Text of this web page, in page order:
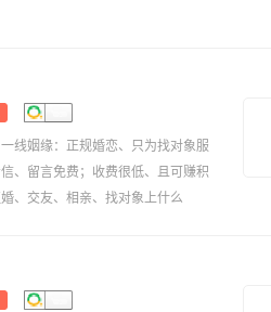
线姻缘：正规婚恋、只为找对象服
、留言免费；收费很低、且可赚积
、交友、相亲、找对象上什么